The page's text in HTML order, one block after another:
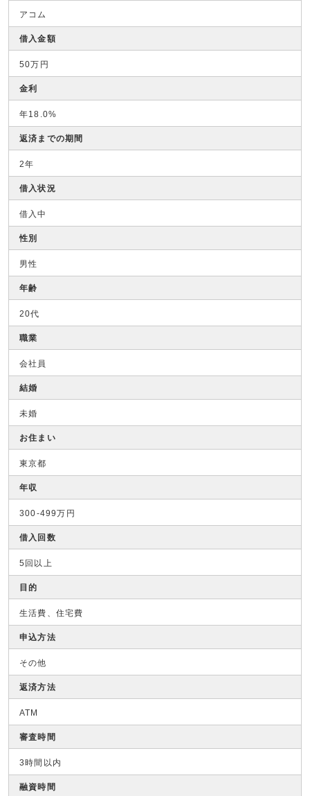
アコム
借入金額
50万円
金利
年18.0%
返済までの期間
2年
借入状況
借入中
性別
男性
年齢
20代
職業
会社員
結婚
未婚
お住まい
東京都
年収
300-499万円
借入回数
5回以上
目的
生活費、住宅費
申込方法
その他
返済方法
ATM
審査時間
3時間以内
融資時間